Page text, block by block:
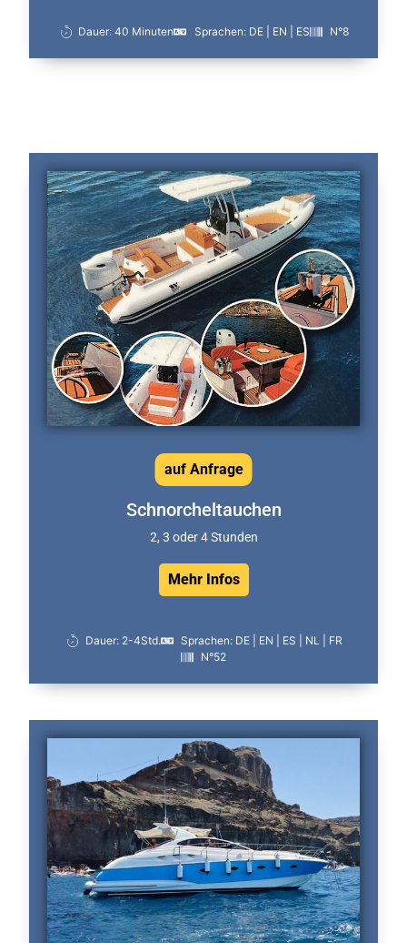
Dauer: 40 Minuten Sprachen: DE | EN | ES N°8
Schnorcheltauchen
2, 3 oder 4 Stunden
Mehr Infos
auf Anfrage
Dauer: 2-4Std.
Sprachen: DE | EN | ES | NL | FR
N°52